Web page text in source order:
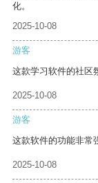
化。
2025-10-08
游客
这款学习软件的社区
2025-10-08
游客
这款软件的功能非常
2025-10-08